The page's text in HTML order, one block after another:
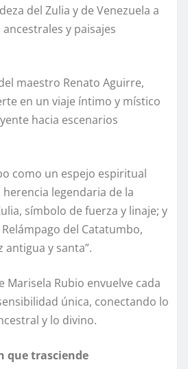
del Zulia y de Venezuela a
y paisajes
maestro Renato Aguirre,
en un viaje íntimo y místico
hacia escenarios
como un espejo espiritual
legendaria de la
símbolo de fuerza y linaje; y
del Catatumbo,
antigua y santa”.
Marisela Rubio envuelve cada
única, conectando lo
y lo divino.
que trasciende